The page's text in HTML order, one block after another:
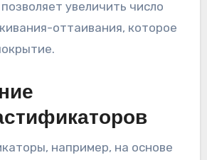
увеличить число
оттаивания, которое
например, на основе